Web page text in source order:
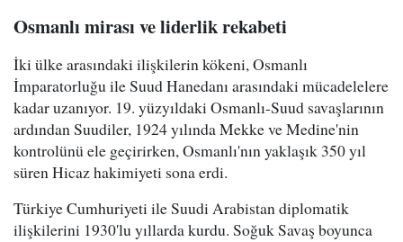
Osmanlı mirası ve liderlik rekabeti
İki ülke arasındaki ilişkilerin kökeni, Osmanlı
İmparatorluğu ile Suud Hanedanı arasındaki mücadelelere
kadar uzanıyor. 19. yüzyıldaki Osmanlı-Suud savaşlarının
ardından Suudiler, 1924 yılında Mekke ve Medine'nin
kontrolünü ele geçirirken, Osmanlı'nın yaklaşık 350 yıl
süren Hicaz hakimiyeti sona erdi.
Türkiye Cumhuriyeti ile Suudi Arabistan diplomatik
ilişkilerini 1930'lu yıllarda kurdu. Soğuk Savaş boyunca